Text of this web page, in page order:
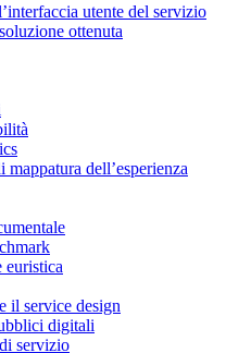
utente del servizio
ottenuta
dell’esperienza
euristica
il service design
digitali
servizio